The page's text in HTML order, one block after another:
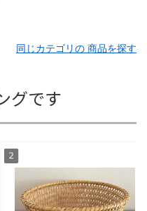
同じカテゴリの 商品を探す
グです